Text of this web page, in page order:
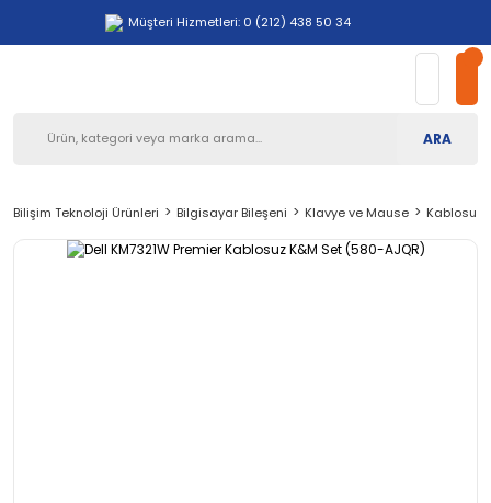
Müşteri Hizmetleri: 0 (212) 438 50 34
ARA
Bilişim Teknoloji Ürünleri Bilgisayar Bileşeni Klavye ve Mause Kablosuz